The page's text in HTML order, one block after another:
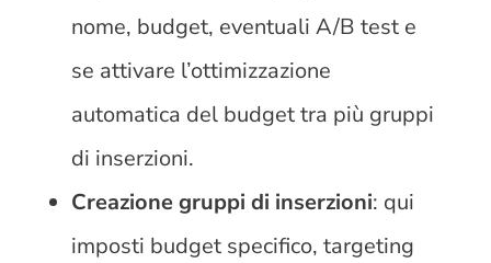
nome, budget, eventuali A/B test e
se attivare l’ottimizzazione
automatica del budget tra più gruppi
di inserzioni.
Creazione gruppi di inserzioni: qui
imposti budget specifico, targeting